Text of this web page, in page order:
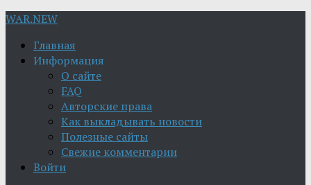
WAR.NEW
Главная
Информация
О сайте
FAQ
Авторские права
Как выкладывать новости
Полезные сайты
Свежие комментарии
Войти